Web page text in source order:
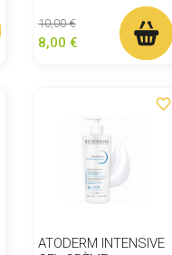
Prix de base
10,00 €Prix
8,00 €
favorite_border
ATODERM INTENSIVE